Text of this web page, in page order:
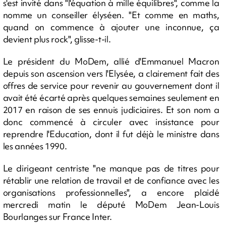
s'est invité dans "l'équation à mille équilibres", comme la
nomme un conseiller élyséen. "Et comme en maths,
quand on commence à ajouter une inconnue, ça
devient plus rock", glisse-t-il.
Le président du MoDem, allié d'Emmanuel Macron
depuis son ascension vers l'Elysée, a clairement fait des
offres de service pour revenir au gouvernement dont il
avait été écarté après quelques semaines seulement en
2017 en raison de ses ennuis judiciaires. Et son nom a
donc commencé à circuler avec insistance pour
reprendre l'Education, dont il fut déjà le ministre dans
les années 1990.
Le dirigeant centriste "ne manque pas de titres pour
rétablir une relation de travail et de confiance avec les
organisations professionnelles", a encore plaidé
mercredi matin le député MoDem Jean-Louis
Bourlanges sur France Inter.